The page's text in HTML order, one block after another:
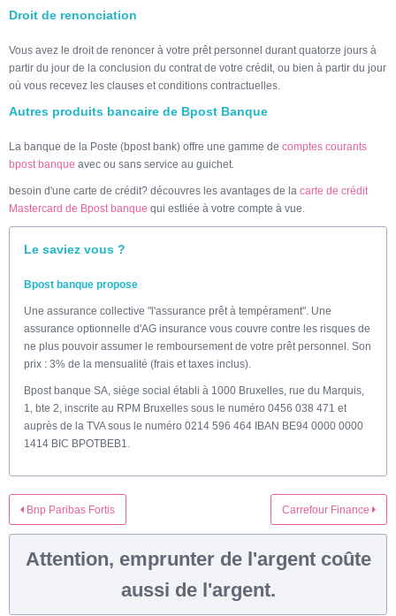
Droit de renonciation
Vous avez le droit de renoncer à votre prêt personnel durant quatorze jours à
partir du jour de la conclusion du contrat de votre crédit, ou bien à partir du jour
où vous recevez les clauses et conditions contractuelles.
Autres produits bancaire de Bpost Banque
La banque de la Poste (bpost bank) offre une gamme de comptes courants
bpost banque avec ou sans service au guichet.
besoin d'une carte de crédit? découvres les avantages de la carte de crédit
Mastercard de Bpost banque qui estliée à votre compte à vue.
Le saviez vous ?
Bpost banque propose
Une assurance collective "l'assurance prêt à tempérament". Une
assurance optionnelle d'AG insurance vous couvre contre les risques de
ne plus pouvoir assumer le remboursement de votre prêt personnel. Son
prix : 3% de la mensualité (frais et taxes inclus).
Bpost banque SA, siège social établi à 1000 Bruxelles, rue du Marquis,
1, bte 2, inscrite au RPM Bruxelles sous le numéro 0456 038 471 et
auprès de la TVA sous le numéro 0214 596 464 IBAN BE94 0000 0000
1414 BIC BPOTBEB1.
Bnp Paribas Fortis Carrefour Finance
Attention, emprunter de l'argent coûte
aussi de l'argent.